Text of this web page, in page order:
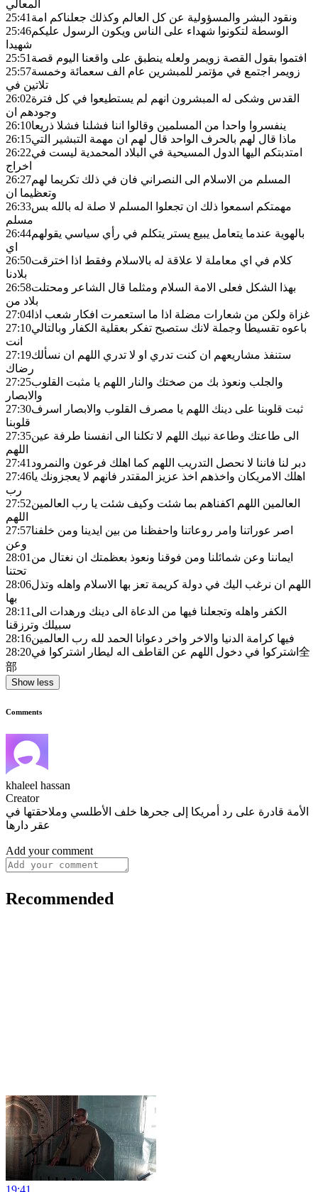
المعالي
25:41ونقود البشر والمسؤولية عن كل العالم وكذلك جعلناكم امة
25:46الوسطة لتكونوا شهداء على الناس ويكون الرسول عليكم
شهيدا
25:51افتموا بقول القصة زويمر ولعله ينطبق على واقعنا اليوم قصة
25:57زويمر اجتمع في مؤتمر للمبشرين عام الف سعمائة وخمسة
تلاتين في
26:02القدس وشكى له المبشرون انهم لم يستطيعوا في كل فترة
وجودهم ان
26:10ينفسروا واحدا من المسلمين وقالوا اننا فشلنا فشلا ذريعا
26:15ماذا قال لهم بالحرف الواحد قال لهم ان مهمة التبشير التي
26:22امتدبتكم اليها الدول المسيحية في البلاد المحمدية ليست في
اخراج
26:27المسلم من الاسلام الى النصراني فان في ذلك تكريما لهم
وتعظيما ان
26:33مهمتكم اسمعوا ذلك ان تجعلوا المسلم لا صلة له بالله بس
مسلم
26:44بالهوية عندما يتعامل يبيع يستر يتكلم في رأي سياسي يقولهم
اي
26:50كلام في اي معاملة لا علاقة له بالاسلام وفقط اذا اخترقت
بلادنا
26:58بهذا الشكل فعلى الامة السلام ومثلما قال الشاعر ومحتلت
بلاد من
27:04 غزاة ولكن من شعارات مضلة اذا ما استعمرت افكار شعب اذا
27:10باعوه تقسيطا وجملة لانك ستصبح تفكر بعقلية الكفار وبالتالي
انت
27:19ستنفذ مشاريعهم ان كنت تدري او لا تدري اللهم ان نسألك
رضاك
27:25والجلب ونعوذ بك من صختك والنار اللهم يا مثبت القلوب
والابصار
27:30ثبت قلوبنا على دينك اللهم يا مصرف القلوب والابصار اسرف
قلوبنا
27:35الى طاعتك وطاعة نبيك اللهم لا تكلنا الى انفسنا طرفة عين
اللهم
27:41دبر لنا فاننا لا نحصل التدريب اللهم كما اهلك فرعون والنمرود
27:46اهلك الامريكان واخذهم اخذ عزيز المقتدر فانهم لا يعجزونك يا
رب
27:52العالمين اللهم اكفناهم بما شئت وكيف شئت يا رب العالمين
اللهم
27:57اصر عوراتنا وامر روعاتنا واحفظنا من بين ايدينا ومن خلفنا
وعن
28:01ايماننا وعن شمائلنا ومن فوقنا ونعوذ بعظمتك ان نغتال من
تحتنا
28:06اللهم ان نرغب اليك في دولة كريمة تعز بها الاسلام واهله وتذل
بها
28:11الكفر واهله وتجعلنا فيها من الدعاة الى دينك ورهدات الى
سبيلك وترزقنا
28:16فيها كرامة الدنيا والاخر واخر دعوانا الحمد لله رب العالمين
28:20اشتركوا في دخول اللهم عن القاطف اله ليطار اشتركوا في全
部
Show less
Comments
khaleel hassan
Creator
الأمة قادرة على رد أمريكا إلى جحرها خلف الأطلسي وملاحقتها في
عقر دارها
Add your comment
Recommended